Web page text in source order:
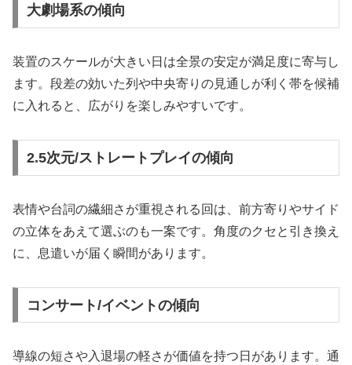
大劇場系の傾向
装置のスケールが大きい日は全景の安定が満足度に寄与し
ます。段差の効いた列や中央寄りの見通しが利く帯を候補
に入れると、広がりを楽しみやすいです。
2.5次元/ストレートプレイの傾向
表情や台詞の繊細さが重視される回は、前方寄りやサイド
の立体をあえて選ぶのも一案です。角度のクセと引き換え
に、息遣いが届く瞬間があります。
コンサート/イベントの傾向
導線の短さや入退場の軽さが価値を持つ日があります。通